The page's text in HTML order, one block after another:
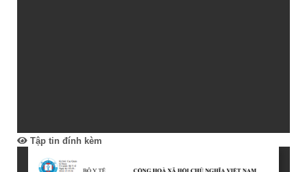
Tập tin đính kèm